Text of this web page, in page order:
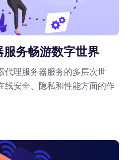
务畅游数字世界
代理服务器服务的多层次世
线安全、隐私和性能方面的作